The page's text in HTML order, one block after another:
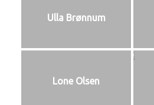
Ulla Brønnum
Lone Olsen